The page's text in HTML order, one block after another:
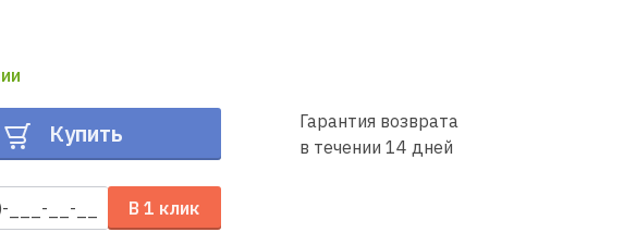
Купить
В 1 клик
Гарантия возврата
в течении 14 дней